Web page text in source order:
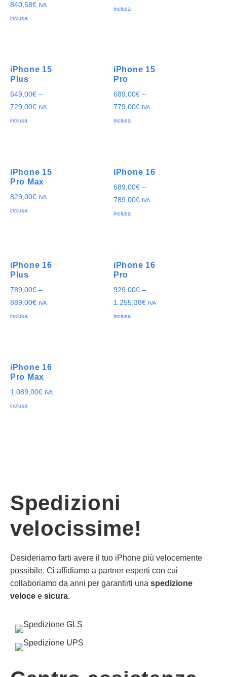
840,58€ IVA
inclusa
inclusa
iPhone 15
Plus
649,00€ –
729,00€ IVA
inclusa
iPhone 15
Pro
689,00€ –
779,00€ IVA
inclusa
iPhone 15
Pro Max
829,00€ IVA
inclusa
iPhone 16
689,00€ –
789,00€ IVA
inclusa
iPhone 16
Plus
789,00€ –
889,00€ IVA
inclusa
iPhone 16
Pro
929,00€ –
1.255,38€ IVA
inclusa
iPhone 16
Pro Max
1.089,00€ IVA
inclusa
Spedizioni
velocissime!
Desideriamo farti avere il tuo iPhone più velocemente
possibile. Ci affidiamo a partner esperti con cui
collaboriamo da anni per garantirti una spedizione
veloce e sicura.